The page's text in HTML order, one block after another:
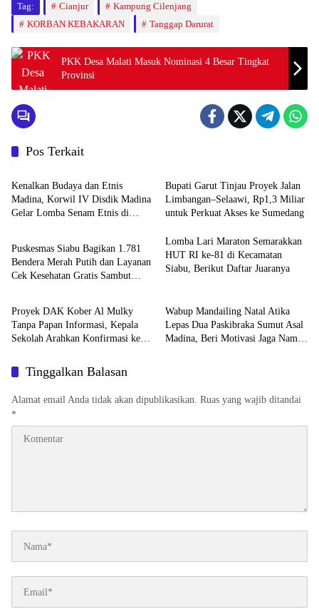
Tag: Cianjur
Kampung Cilenjang
KORBAN KEBAKARAN
Tanggap Darurat
PKK Desa Malati Masuk Nominasi 4 Besar Tingkat
Provinsi
Pos Terkait
Daerah
Kenalkan Budaya dan Etnis
Madina, Korwil IV Disdik Madina
Gelar Lomba Senam Etnis di
Bupati Garut Tinjau Proyek Jalan
Limbangan–Selaawi, Rp1,3 Miliar
untuk Perkuat Akses ke Sumedang
Daerah
Puskesmas Siabu Bagikan 1.781
Bendera Merah Putih dan Layanan
Cek Kesehatan Gratis Sambut
Lomba Lari Maraton Semarakkan
HUT RI ke-81 di Kecamatan
Siabu, Berikut Daftar Juaranya
Garut
Proyek DAK Kober Al Mulky
Tanpa Papan Informasi, Kepala
Sekolah Arahkan Konfirmasi ke
Wabup Mandailing Natal Atika
Lepas Dua Paskibraka Sumut Asal
Madina, Beri Motivasi Jaga Nama
Tinggalkan Balasan
Alamat email Anda tidak akan dipublikasikan. Ruas yang wajib ditandai
*